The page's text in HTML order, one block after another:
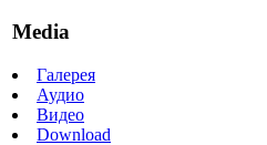
Media
Галерея
Аудио
Видео
Download